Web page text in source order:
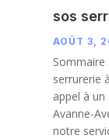
sos
AOÛT 3,
Sommaire
serrurerie
appel à
Avanne-
notre